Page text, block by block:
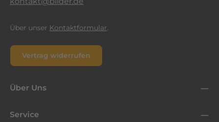
Über unser Kontaktformular.
Vertrag widerrufen
Über Uns
Service